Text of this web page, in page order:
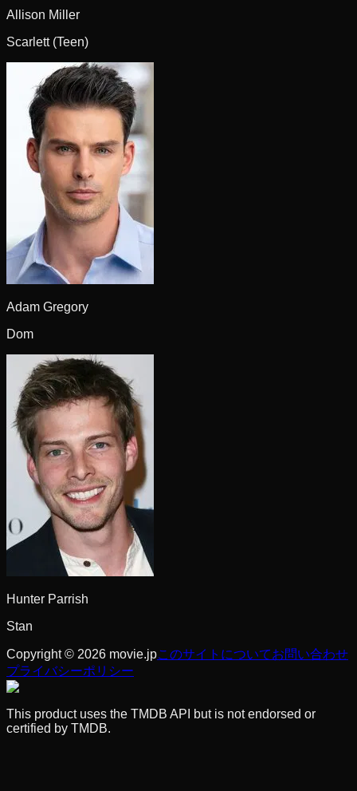
Allison Miller
Scarlett (Teen)
Adam Gregory
Dom
Hunter Parrish
Stan
Copyright © 2026 movie.jpこのサイトについてお問い合わせ
プライバシーポリシー
This product uses the TMDB API but is not endorsed or
certified by TMDB.